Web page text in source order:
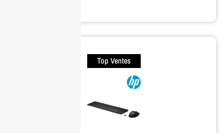
Top Ventes